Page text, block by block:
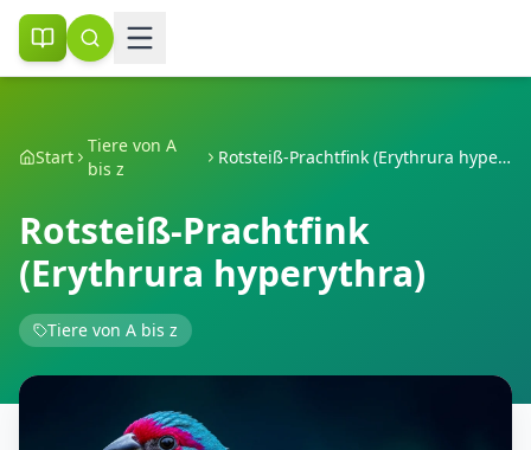
Start
Tiere von A
bis z
Rotsteiß-Prachtfink (Erythrura hyperythra)
Rotsteiß-Prachtfink
(Erythrura hyperythra)
Tiere von A bis z